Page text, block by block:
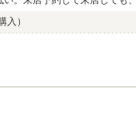
入）